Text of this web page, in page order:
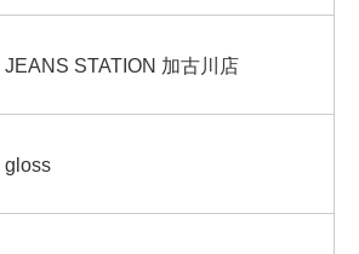
JEANS STATION 加古川店
gloss